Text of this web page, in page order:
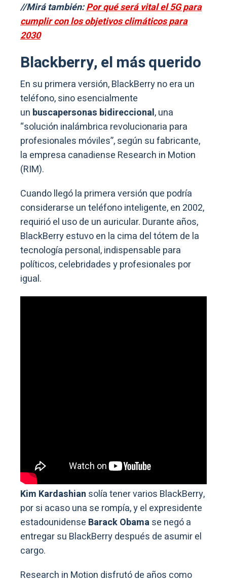
//Mirá también:Por qué será vital el 5G para
cumplir con los objetivos climáticos para
2030
Blackberry, el más querido
En su primera versión, BlackBerry no era un
teléfono, sino esencialmente
un buscapersonas bidireccional, una
“solución inalámbrica revolucionaria para
profesionales móviles”, según su fabricante,
la empresa canadiense Research in Motion
(RIM).
Cuando llegó la primera versión que podría
considerarse un teléfono inteligente, en 2002,
requirió el uso de un auricular. Durante años,
BlackBerry estuvo en la cima del tótem de la
tecnología personal, indispensable para
políticos, celebridades y profesionales por
igual.
Kim Kardashian solía tener varios BlackBerry,
por si acaso una se rompía, y el expresidente
estadounidense Barack Obamase negó a
entregar su BlackBerry después de asumir el
cargo.
Research in Motion disfrutó de años como